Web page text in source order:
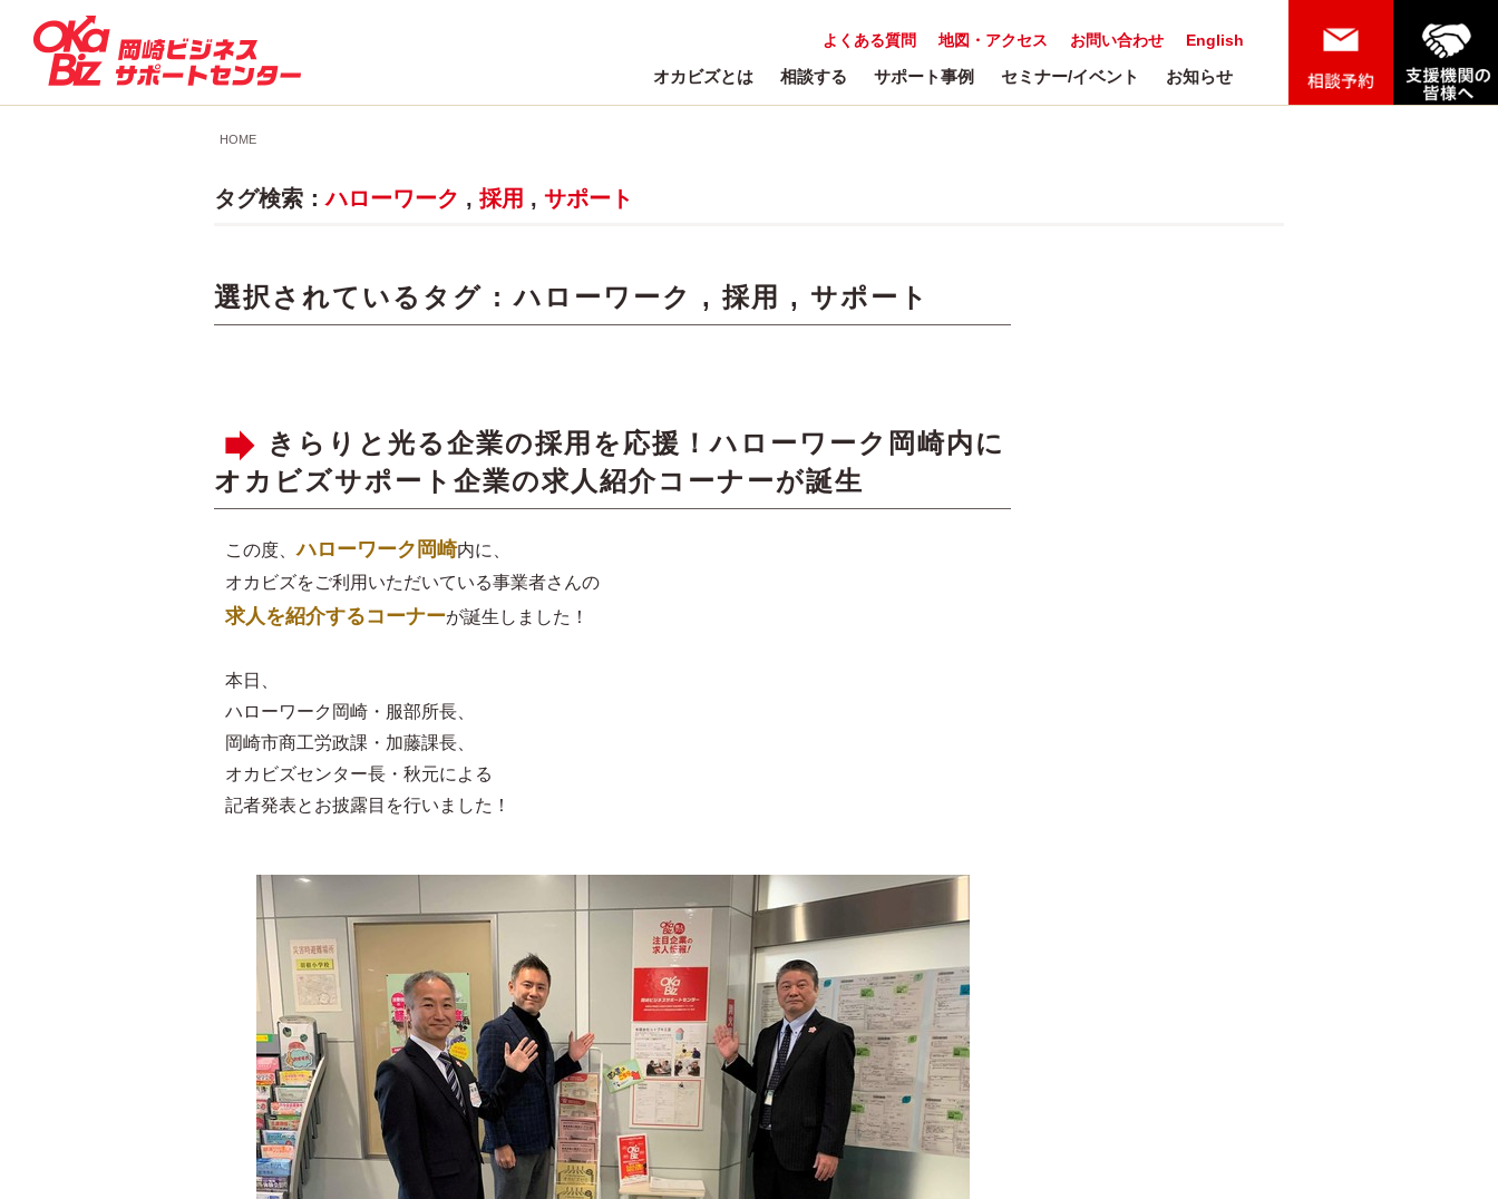
English
お問い合わせ
地図・アクセス
よくある質問
オカビズとは 相談する サポート事例 セミナー/イベント お知らせ
HOME
タグ検索：ハローワーク , 採用 , サポート
選択されているタグ :ハローワーク , 採用 , サポート
きらりと光る企業の採用を応援！ハローワーク岡崎内に
オカビズサポート企業の求人紹介コーナーが誕生
この度、ハローワーク岡崎内に、
オカビズをご利用いただいている事業者さんの
求人を紹介するコーナーが誕生しました！
本日、
ハローワーク岡崎・服部所長、
岡崎市商工労政課・加藤課長、
オカビズセンター長・秋元による
記者発表とお披露目を行いました！